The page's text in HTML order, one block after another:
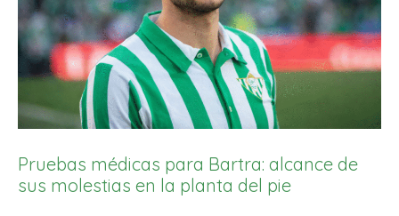
Pruebas médicas para Bartra: alcance de
sus molestias en la planta del pie